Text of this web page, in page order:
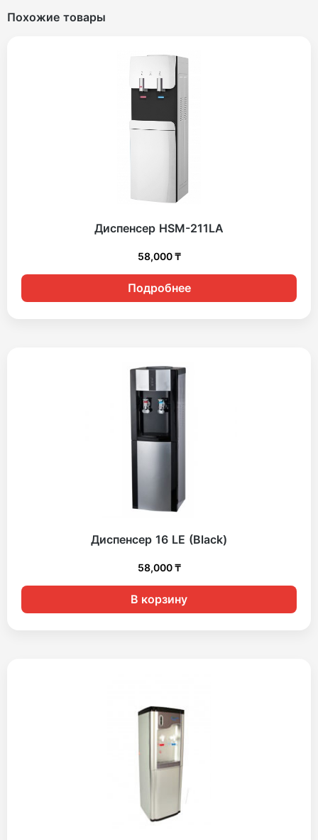
Похожие товары
Диспенсер HSM-211LA
58,000₸
Подробнее
Диспенсер 16 LE (Black)
58,000₸
В корзину